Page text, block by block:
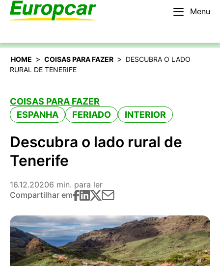
Menu
Português
HOME > COISAS PARA FAZER > DESCUBRA O LADO
RURAL DE TENERIFE
COISAS PARA FAZER
ESPANHA
FERIADO INTERIOR
Descubra o lado rural de
Tenerife
16.12.20206 min. para ler
Compartilhar em